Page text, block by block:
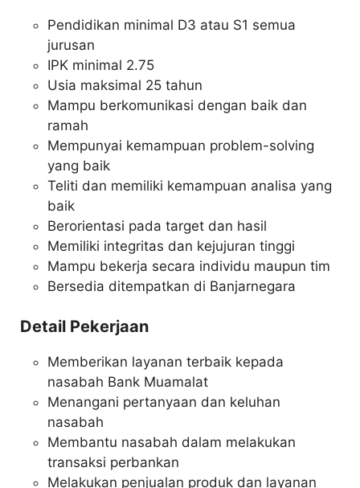
Pendidikan minimal D3 atau S1 semua
jurusan
IPK minimal 2.75
Usia maksimal 25 tahun
Mampu berkomunikasi dengan baik dan
ramah
Mempunyai kemampuan problem-solving
yang baik
Teliti dan memiliki kemampuan analisa yang
baik
Berorientasi pada target dan hasil
Memiliki integritas dan kejujuran tinggi
Mampu bekerja secara individu maupun tim
Bersedia ditempatkan di Banjarnegara
Detail Pekerjaan
Memberikan layanan terbaik kepada
nasabah Bank Muamalat
Menangani pertanyaan dan keluhan
nasabah
Membantu nasabah dalam melakukan
transaksi perbankan
Melakukan penjualan produk dan layanan